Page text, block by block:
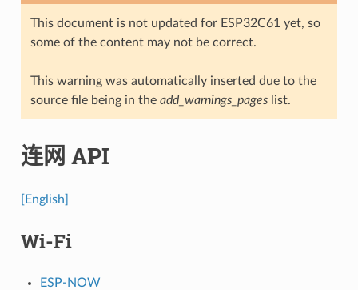
This document is not updated for ESP32C61 yet, so
some of the content may not be correct.
This warning was automatically inserted due to the
source file being in the add_warnings_pageslist.
连网 API
[English]
Wi-Fi
ESP-NOW